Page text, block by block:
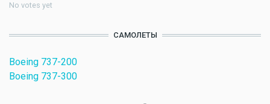
No votes yet
САМОЛЕТЫ
Boeing 737-200
Boeing 737-300